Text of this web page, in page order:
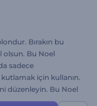
Bırakın bu
olsun. Bu Noel
sadece
kutlamak için kullanın.
düzenleyin. Bu Noel